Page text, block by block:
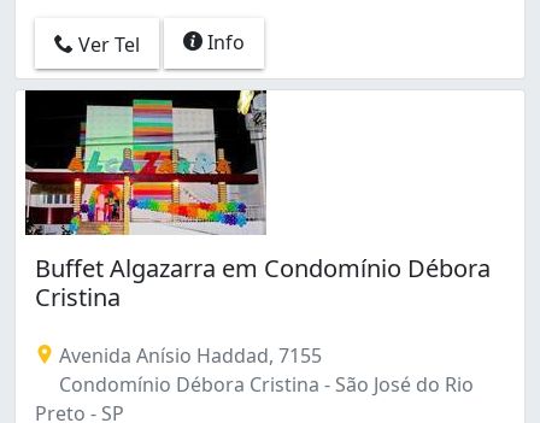
Ver Tel Info
Buffet Algazarra em Condomínio Débora
Cristina
Avenida Anísio Haddad, 7155
Condomínio Débora Cristina - São José do Rio
Preto - SP